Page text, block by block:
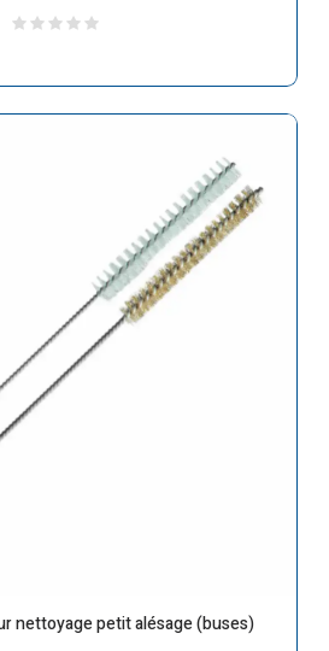
nettoyage petit alésage (buses)